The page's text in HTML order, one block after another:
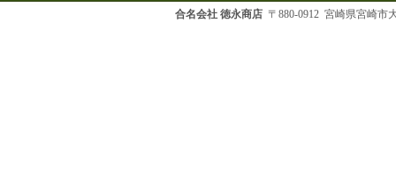
合名会社 徳永商店〒880-0912 宮崎県宮崎市